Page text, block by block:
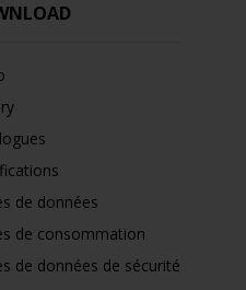
de données
de consommation
de données de sécurité